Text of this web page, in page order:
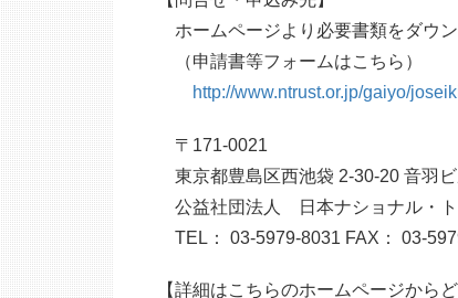
ホームページより必要書類をダウ
（申請書等フォームはこちら）
http://www.ntrust.or.jp/gaiyo/
〒171-0021
東京都豊島区西池袋 2-30-20 音羽
公益社団法人 日本ナショナル・ト
TEL： 03-5979-8031 FAX： 03-
【詳細はこちらのホームページからど